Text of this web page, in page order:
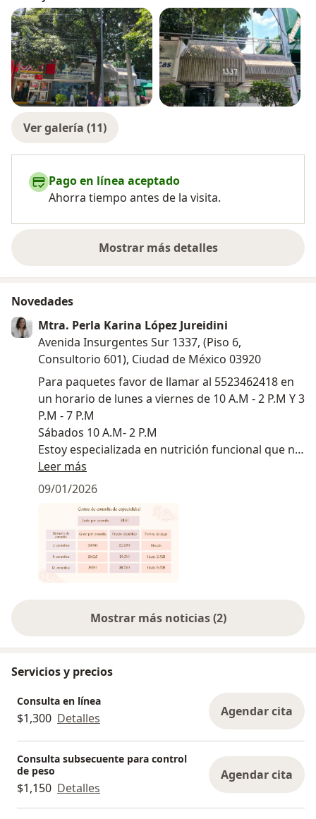
Ver galería (11)
Pago en línea aceptado
Ahorra tiempo antes de la visita.
Mostrar más detalles
sobre la experiencia
Novedades
Mtra. Perla Karina López Jureidini
Avenida Insurgentes Sur 1337, (Piso 6,
Consultorio 601), Ciudad de México 03920
Para paquetes favor de llamar al 5523462418 en
un horario de lunes a viernes de 10 A.M - 2 P.M Y 3
P.M - 7 P.M
Sábados 10 A.M- 2 P.M
Estoy especializada en nutrición funcional que no
solo se enfoca en el peso sino en la salud integral
de tu cuerpo. La consulta incluye: acceso a la app
tratamiento, contacto regular por WhatsApp y
revisión de laboratorios.
Leer más
09/01/2026
Mostrar más noticias (2)
Servicios y precios
Consulta en línea
$1,300 Detalles Agendar cita
Consulta subsecuente para control
de peso
$1,150 Detalles
Agendar cita